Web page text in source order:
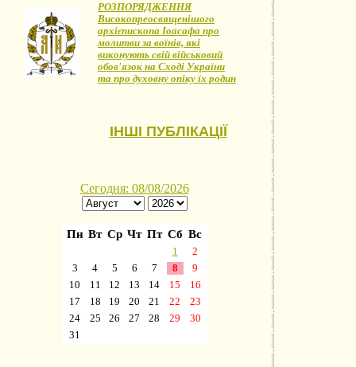
РОЗПОРЯДЖЕННЯ
Високопреосвященішого
архієпископа Іоасафа про
молитви за воїнів, які
виконують свій військовий
обов'язок на Сході України
та про духовну опіку їх родин
ІНШІ ПУБЛІКАЦІЇ